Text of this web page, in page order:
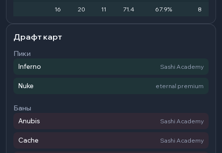
16 20 11 71.4 67.9% 8
Драфт карт
Пики
Inferno Sashi Academy
Nuke eternal premium
Баны
Anubis Sashi Academy
Cache Sashi Academy